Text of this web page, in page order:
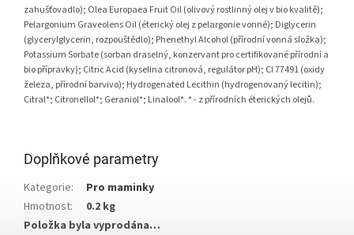
zahušťovadlo); Olea Europaea Fruit Oil (olivový rostlinný olej v bio kvalitě);
Pelargonium Graveolens Oil (éterický olej z pelargonie vonné); Diglycerin
(glycerylglycerin, rozpouštědlo); Phenethyl Alcohol (přírodní vonná složka);
Potassium Sorbate (sorban draselný, konzervant pro certifikované přírodní a
bio přípravky); Citric Acid (kyselina citronová, regulátor pH); CI 77491 (oxidy
železa, přírodní barvivo); Hydrogenated Lecithin (hydrogenovaný lecitin);
Citral*; Citronellol*; Geraniol*; Linalool*. * - z přírodních éterických olejů.
Doplňkové parametry
Kategorie:
Pro maminky
Hmotnost:
0.2 kg
Položka byla vyprodána…